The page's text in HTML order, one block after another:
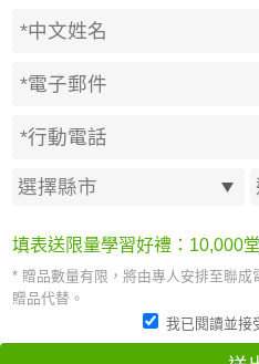
填表送限量學習好禮：10,000
* 贈品數量有限，將由專人安排至聯
贈品代替。
我已閱讀並接